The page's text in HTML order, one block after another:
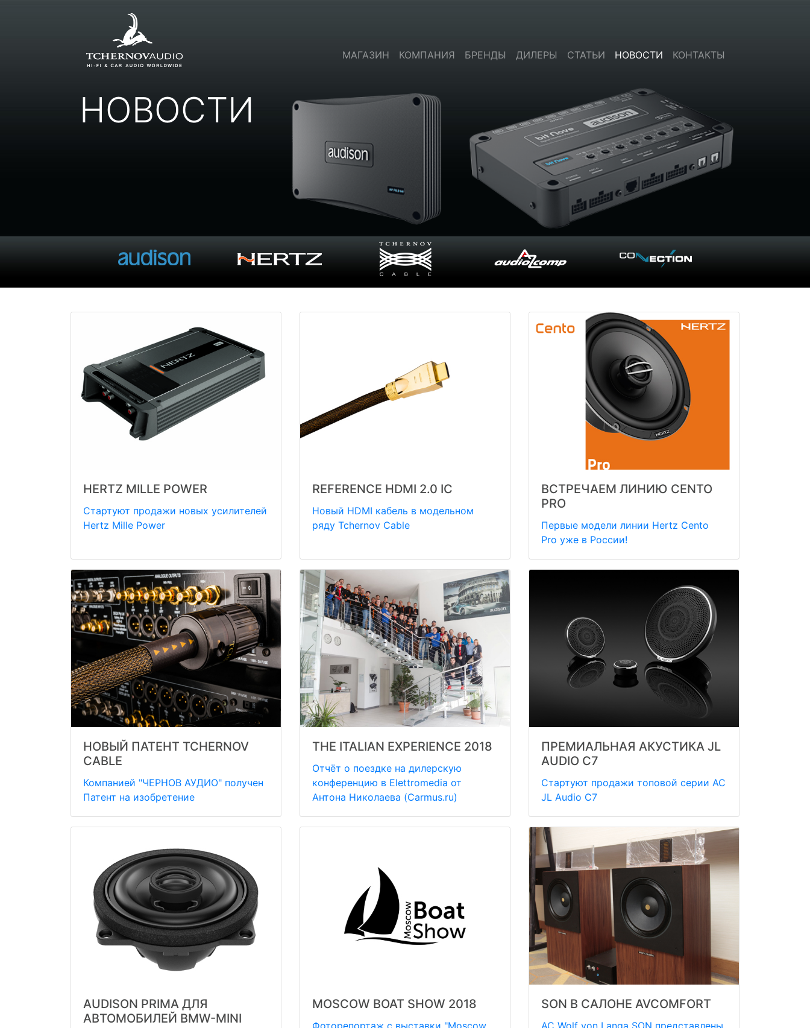
МАГАЗИН КОМПАНИЯ БРЕНДЫ ДИЛЕРЫ СТАТЬИ НОВОСТИ КОНТАКТЫ
НОВОСТИ
HERTZ MILLE POWER
Стартуют продажи новых усилителей
Hertz Mille Power
REFERENCE HDMI 2.0 IC
Новый HDMI кабель в модельном
ряду Tchernov Cable
ВСТРЕЧАЕМ ЛИНИЮ CENTO
PRO
Первые модели линии Hertz Cento
Pro уже в России!
НОВЫЙ ПАТЕНТ TCHERNOV
CABLE
Компанией "ЧЕРНОВ АУДИО" получен
Патент на изобретение
THE ITALIAN EXPERIENCE 2018
Отчёт о поездке на дилерскую
конференцию в Elettromedia от
Антона Николаева (Carmus.ru)
ПРЕМИАЛЬНАЯ АКУСТИКА JL
AUDIO C7
Стартуют продажи топовой серии АС
JL Audio C7
AUDISON PRIMA ДЛЯ
АВТОМОБИЛЕЙ BMW-MINI
MOSCOW BOAT SHOW 2018
Фоторепортаж с выставки "Moscow
SON В САЛОНЕ AVCOMFORT
АС Wolf von Langa SON представлены